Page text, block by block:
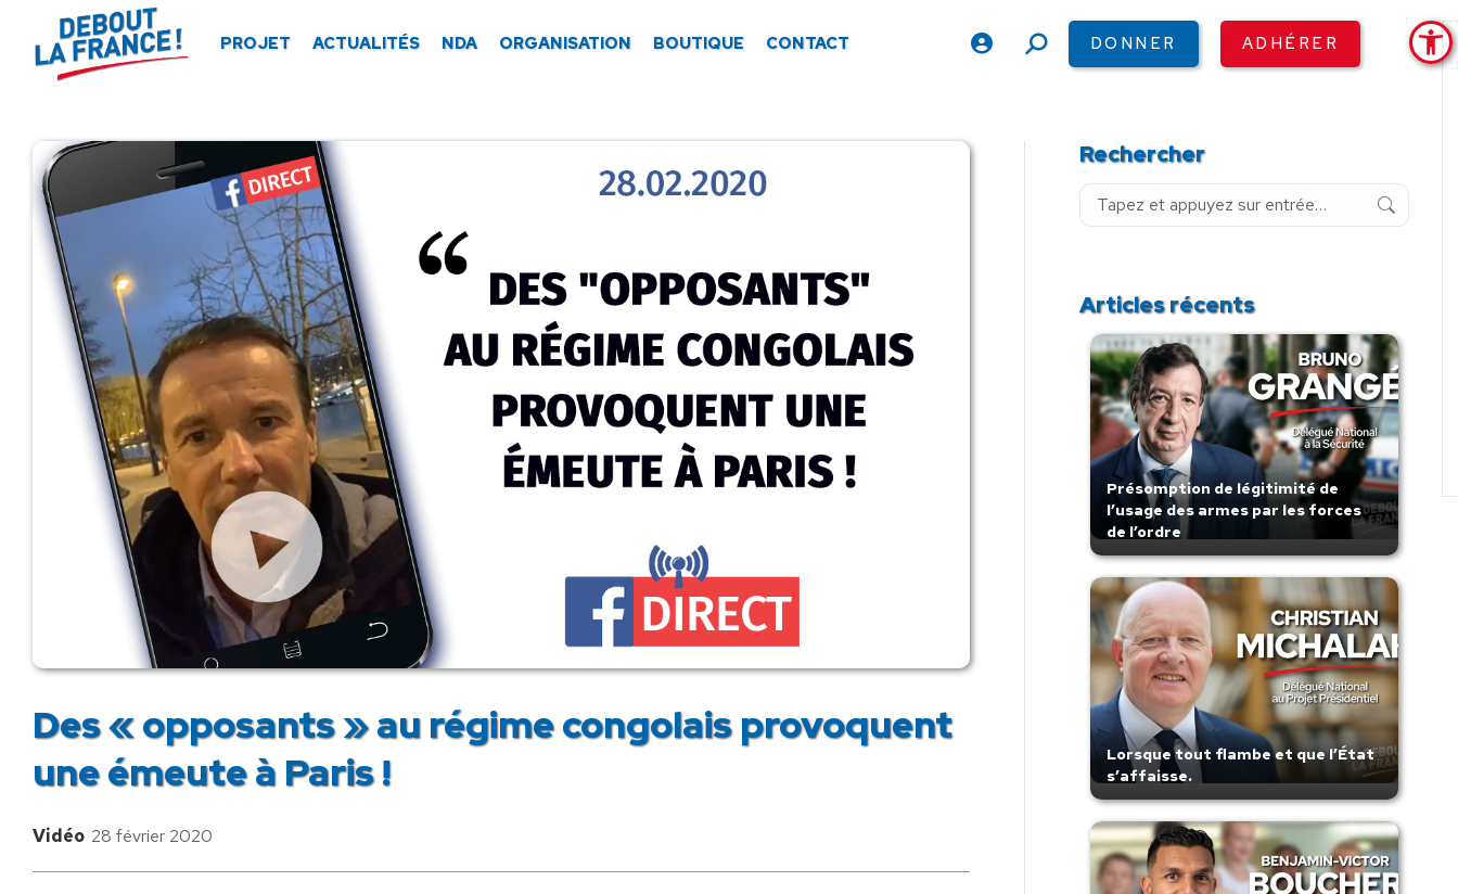
PROJET ACTUALITÉS NDA ORGANISATION BOUTIQUE CONTACT
RechercheDONNER ADHÉRER
Des « opposants » au régime congolais provoquent
une émeute à Paris !
Vidéo 28 février 2020
Rechercher
Recherche
Articles récents
Présomption de légitimité de
l’usage des armes par les forces
de l’ordre
Lorsque tout flambe et que l’État
s’affaisse.
Panneau de gestion des cookies